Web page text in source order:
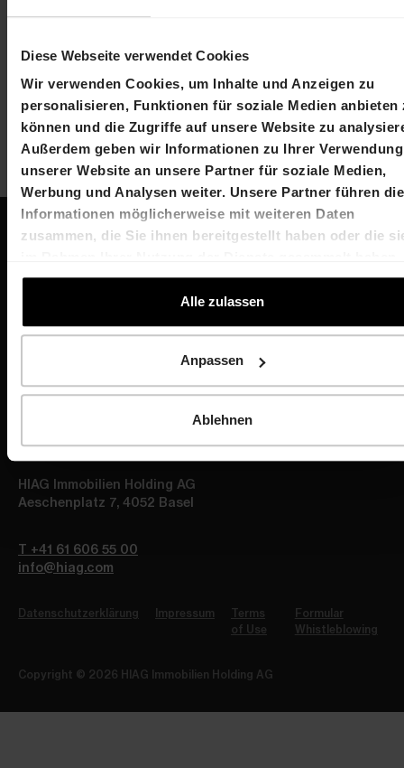
Diese Webseite verwendet Cookies
Wir verwenden Cookies, um Inhalte und Anzeigen zu
personalisieren, Funktionen für soziale Medien anbieten
können und die Zugriffe auf unsere Website zu
Außerdem geben wir Informationen zu Ihrer Verwendung
unserer Website an unsere Partner für soziale Medien,
Werbung und Analysen weiter. Unsere Partner führen
Informationen möglicherweise mit weiteren Daten
zusammen, die Sie ihnen bereitgestellt haben oder die
Alle zulassen
Anpassen
Ablehnen
8. April 2027
Generalversammlung zum Geschäftsjahr
2026
Jobs
Investoren
Get in touch
HIAG Immobilien Holding AG
Aeschenplatz 7, 4052 Basel
T +41 61 606 55 00
info@hiag.com
Datenschutzerklärung Impressum
Terms
of Use
Formular
Whistleblowing
Copyright © 2026 HIAG Immobilien Holding AG